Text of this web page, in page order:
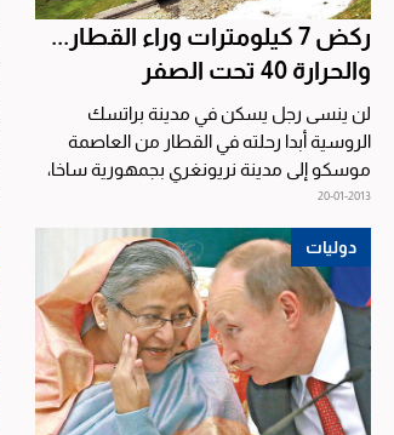
ركض 7 كيلومترات وراء القطار...
والحرارة 40 تحت الصفر
لن ينسى رجل يسكن في مدينة براتسك
الروسية أبدا رحلته في القطار من العاصمة
موسكو إلى مدينة نريونغري بجمهورية ساخا،
حيث تمكن من البقاء على...
20-01-2013
دوليات